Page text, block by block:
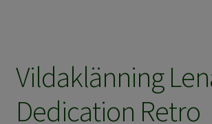
Vildaklänning
Dedication Retro